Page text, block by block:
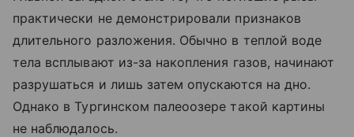
практически не демонстрировали признаков
длительного разложения. Обычно в теплой воде
тела всплывают из-за накопления газов, начинают
разрушаться и лишь затем опускаются на дно.
Однако в Тургинском палеоозере такой картины
не наблюдалось.